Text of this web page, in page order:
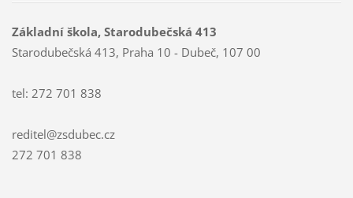
Základní škola, Starodubečská 413
Starodubečská 413, Praha 10 - Dubeč, 107 00
tel: 272 701 838
reditel@zsdubec.cz
272 701 838